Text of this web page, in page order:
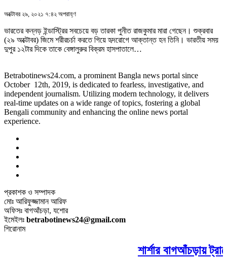
অক্টোবর ২৯, ২০২১ ৭:৪২ অপরাহ্ণ
ভারতের কন্নড় ইন্ডাস্ট্রির সবচেয়ে বড় তারকা পুনীত রাজকুমার মারা গেছেন। শুক্রবার
(২৯ অক্টোবর) জিমে শরীরচর্চা করতে গিয়ে হৃদরোগে আক্তান্ত হন তিনি। ভারতীয় সময়
দুপুর ১২টার দিকে তাকে বেঙ্গালুরুর বিক্রম হাসপাতালে…
Betrabotinews24.com, a prominent Bangla news portal since
October 12th, 2019, is dedicated to fearless, investigative, and
independent journalism. Utilizing modern technology, it delivers
real-time updates on a wide range of topics, fostering a global
Bengali community and enhancing the online news portal
experience.
প্রকাশক ও সম্পাদক
মোঃ আরিফুজ্জামান আরিফ
অফিসঃ বাগআঁচড়া, যশোর
ইমেইলঃ betrabotinews24@gmail.com
শিরোনাম
শার্শার বাগআঁচড়ায়